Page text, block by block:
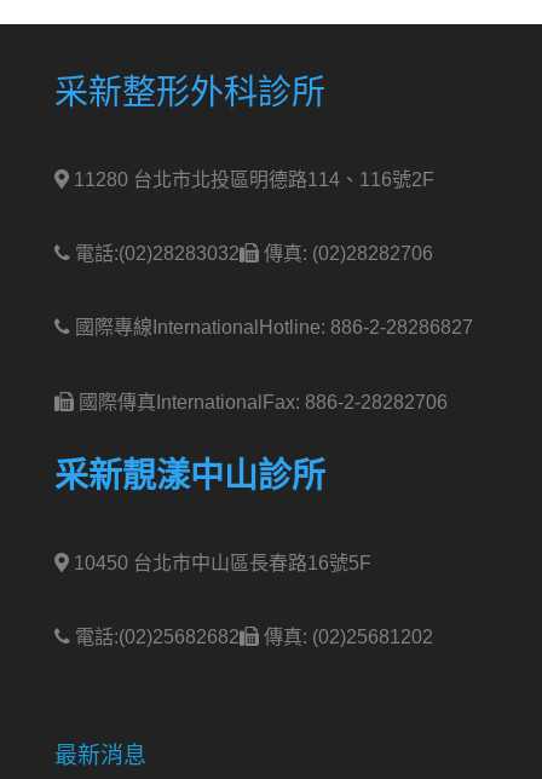
采新整形外科診所
11280 台北市北投區明德路114、116號2F
電話:(02)28283032 傳真: (02)28282706
國際專線International Hotline: 886-2-28286827
國際傳真International Fax: 886-2-28282706
采新靚漾中山診所
10450 台北市中山區長春路16號5F
電話:(02)25682682 傳真: (02)25681202
最新消息